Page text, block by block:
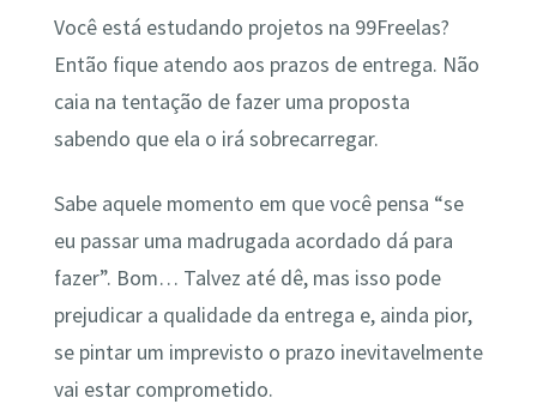
Você está estudando projetos na 99Freelas?
Então fique atendo aos prazos de entrega. Não
caia na tentação de fazer uma proposta
sabendo que ela o irá sobrecarregar.
Sabe aquele momento em que você pensa “se
eu passar uma madrugada acordado dá para
fazer”. Bom… Talvez até dê, mas isso pode
prejudicar a qualidade da entrega e, ainda pior,
se pintar um imprevisto o prazo inevitavelmente
vai estar comprometido.